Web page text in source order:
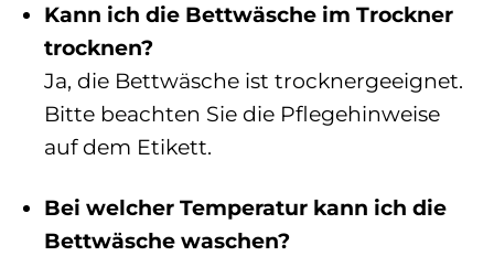
Kann ich die Bettwäsche im Trockner
trocknen?
Ja, die Bettwäsche ist trocknergeeignet.
Bitte beachten Sie die Pflegehinweise
auf dem Etikett.
Bei welcher Temperatur kann ich die
Bettwäsche waschen?